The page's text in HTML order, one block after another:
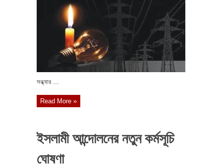
সন্ধ্যার ...
Read More »
ইসলামী আন্দোলনের নতুন কর্মসূচি
ঘোষণা